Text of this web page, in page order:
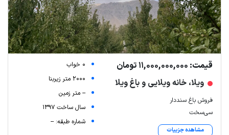
قیمت: 11,000,000,000 تومان
ویلا، خانه ویلایی و باغ ویلا
فروش باغ سنددار
سی‌سخت
مشاهده جزییات
0 خواب
2000 متر زیربنا
-- متر زمین
سال ساخت 1397
شماره طبقه: --